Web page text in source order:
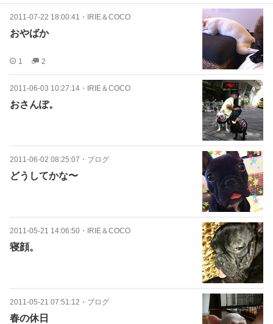
2011-07-22 18:00:41 ・ IRIE＆COCO
おやばか
1 2
2011-06-03 10:27:14 ・ IRIE＆COCO
おさんぽ。
2011-06-02 08:25:07 ・ ブログ
どうしてかな〜
2011-05-21 14:06:50 ・ IRIE＆COCO
寝顔。
2011-05-21 07:51:12 ・ ブログ
春の休日